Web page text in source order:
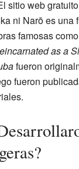
sitio web
ni Narō es una
famosas como
as a
fueron
fueron